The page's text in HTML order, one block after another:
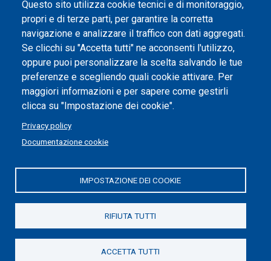
Studenti
Questo sito utilizza cookie tecnici e di monitoraggio,
propri e di terze parti, per garantire la corretta
navigazione e analizzare il traffico con dati aggregati.
Se clicchi su "Accetta tutti" ne acconsenti l'utilizzo,
oppure puoi personalizzare la scelta salvando le tue
preferenze e scegliendo quali cookie attivare. Per
maggiori informazioni e per sapere come gestirli
clicca su "Impostazione dei cookie".
Privacy policy
Documentazione cookie
IMPOSTAZIONE DEI COOKIE
RIFIUTA TUTTI
ACCETTA TUTTI
One community, shared technologies
alla
pagina
Impostazione cookie